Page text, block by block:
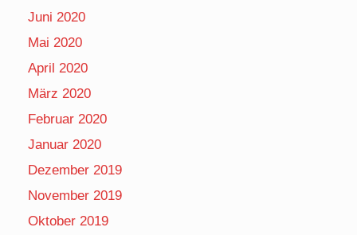
Juni 2020
Mai 2020
April 2020
März 2020
Februar 2020
Januar 2020
Dezember 2019
November 2019
Oktober 2019